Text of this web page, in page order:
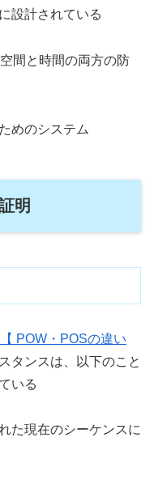
設計されている
間と時間の両方の防
めのシステム
明
POW・POSの違い
タンスは、以下のこと
いる
た現在のシーケンスに